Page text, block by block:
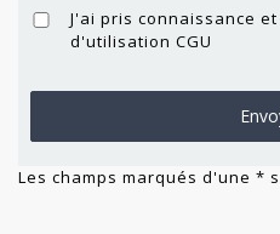
J'ai pris connaissance
d'utilisationCGU
Les champs marqués d'une *